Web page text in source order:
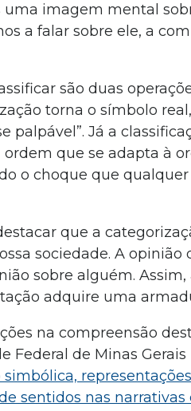
uma imagem mental
a falar sobre ele, a
são duas
torna o símbolo
palpável”. Já a
que se adapta à
o choque que
que a
sociedade. A opinião
sobre alguém.
adquire uma
na compreensão
Federal de Minas Gerais
sentidos nas